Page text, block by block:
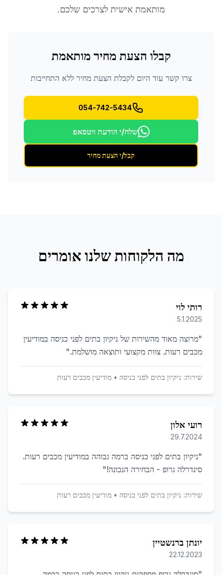
מותאמת אישית לצרכים שלכם.
קבלו הצעת מחיר מותאמת
צרו קשר עוד היום לקבלת הצעת מחיר ללא התחייבות
054-742-5434
שלח/י הודעת ווטסאפ
קבל/י הצעת מחיר
מה הלקוחות שלנו אומרים
רותי לוי
5.1.2025
"מרוצה מאוד מהשירות של ניקיון בתים לפני כניסה במודיעין
מכבים רעות. צוות מקצועי ותוצאה מושלמת."
שירות: ניקיון בתים לפני כניסה • מודיעין מכבים רעות
רועי אלון
29.7.2024
"ניקיון בתים לפני כניסה ברמה גבוהה במודיעין מכבים רעות.
סינדרלה גרופ - הבחירה הנכונה!"
שירות: ניקיון בתים לפני כניסה • מודיעין מכבים רעות
יונתן ברנשטיין
22.12.2023